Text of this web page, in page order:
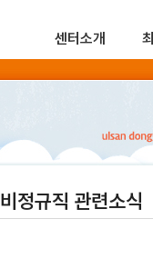
센터소개
비정규직 관련소식